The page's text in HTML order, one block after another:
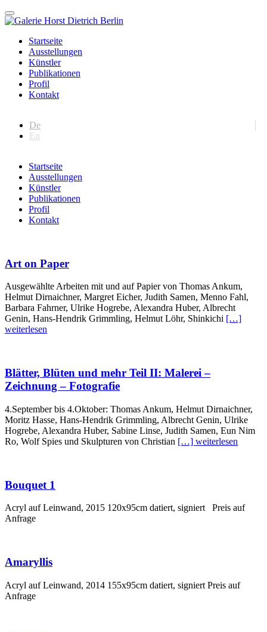
Startseite
Ausstellungen
Künstler
Publikationen
Profil
Kontakt
De
En
Startseite
Ausstellungen
Künstler
Publikationen
Profil
Kontakt
Art on Paper
Ausgewählte Arbeiten mit und auf Papier von Thomas Ankum,
Helmut Dirnaichner, Margret Eicher, Judith Samen, Menno Fahl,
Barbara Fahrner, Ulrike Hogrebe, Alexandra Huber, Albrecht
Genin, Hans-Hendrik Grimmling, Helmut Löhr, Shinkichi […]
weiterlesen
Blätter, Blüten und mehr Teil II: Malerei –
Zeichnung – Fotografie
4.September bis 4.Oktober: Thomas Ankum, Helmut Dirnaichner,
Moritz Hasse, Hans-Hendrik Grimmling, Albrecht Genin, Ulrike
Hogrebe, Alexandra Huber, Sabine Linse, Judith Samen, Eun Nim
Ro, Wolf Spies und Skulpturen von Christian […] weiterlesen
Bouquet 1
Acryl auf Leinwand, 2015 120x95cm datiert, signiert Preis auf
Anfrage
Amaryllis
Acryl auf Leinwand, 2014 155x95cm datiert, signiert Preis auf
Anfrage